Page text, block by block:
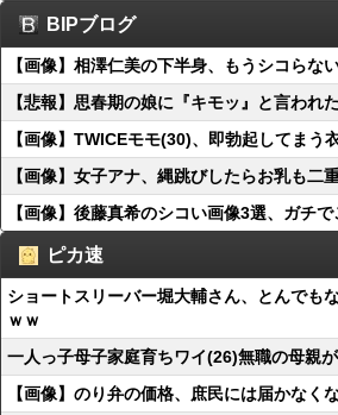
BIPブログ
【画像】相澤仁美の下半身、もうシコらな
【悲報】思春期の娘に『キモッ』と言われ
【画像】TWICEモモ(30)、即勃起してま
【画像】女子アナ、縄跳びしたらお乳も二
【画像】後藤真希のシコい画像3選、ガチ
ピカ速
ショートスリーバー堀大輔さん、とんでも
ｗｗ
一人っ子母子家庭育ちワイ(26)無職の母親
【画像】のり弁の価格、庶民には届かなく